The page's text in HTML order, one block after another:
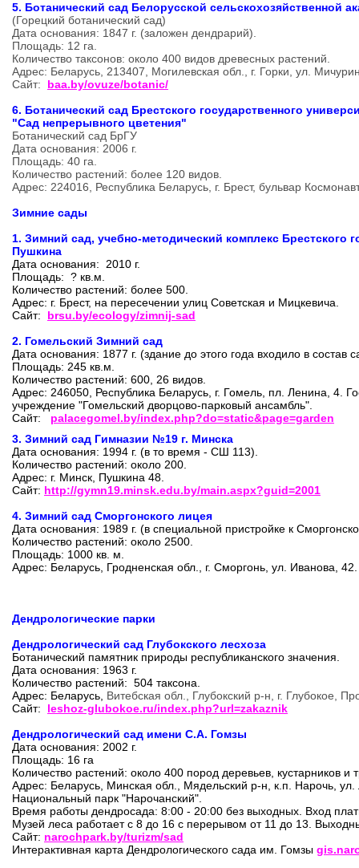
5. Ботанический сад Белорусской сельскохозяйственной
(Горецкий ботанический сад)
Дата основания: 1847 г. (заложен дендрарий).
Площадь: 12 га.
Количество таксонов: около 400 видов древесных растений.
Адрес: Беларусь, 213407, Могилевская обл., г. Горки, ул.
Сайт: baa.by/ovuze/botanic/
6. Ботанический сад Брестского государственного
"Сад непрерывного цветения"
Ботанический сад БрГУ
Дата основания: 2006 г.
Площадь: 40 га.
Количество растений: более 120 видов.
Адрес: 224016, Республика Беларусь, г. Брест, бульвар
Зимние сады
1. Зимний сад, учебно-методический комплекс Брестского
Пушкина
Дата основания: 2010 г.
Площадь: ? кв.м.
Количество растений: более 500.
Адрес: г. Брест, на пересечении улиц Советская и Мицкевича.
Сайт: brsu.by/ecology/zimnij-sad
2. Гомельский Зимний сад
Дата основания: 1877 г. (здание до этого года входило в состав
Площадь: 245 кв.м.
Количество растений: 600, 26 видов.
Адрес: 246050, Республика Беларусь, г. Гомель, пл. Ленина, 4.
учреждение "Гомельский дворцово-парковый ансамбль".
Сайт:
palacegomel.by/index.php?do=static&page=garden
3. Зимний сад Гимназии №19 г. Минска
Дата основания: 1994 г. (в то время - СШ 113).
Количество растений: около 200.
Адрес: г. Минск, Пушкина 48.
Сайт: http://gymn19.minsk.edu.by/main.aspx?guid=2001
4. Зимний сад Сморгонского лицея
Дата основания: 1989 г. (в специальной пристройке к
Количество растений: около 2500.
Площадь: 1000 кв. м.
Адрес: Беларусь, Гродненская обл., г. Сморгонь, ул. Иванова, 42.
Дендрологические парки
Дендрологический сад Глубокского лесхоза
Ботанический памятник природы республиканского значения.
Дата основания: 1963 г.
Количество растений: 504 таксона.
Адрес: Беларусь, Витебская обл., Глубокский р-н, г. Глубокое,
Сайт: leshoz-glubokoe.ru/index.php?url=zakaznik
Дендрологический сад имени С.А. Гомзы
Дата основания: 2002 г.
Площадь: 16 га
Количество растений: около 400 пород деревьев, кустарников и
Адрес: Беларусь, Минская обл., Мядельский р-н, к.п. Нарочь, ул.
Национальный парк "Нарочанский".
Время работы дендросада: 8:00 - 20:00 без выходных. Вход
Музей леса работает с 8 до 16 с перерывом от 11 до 13.
Сайт: narochpark.by/turizm/sad
Интерактивная карта Дендрологического сада им. Гомзы